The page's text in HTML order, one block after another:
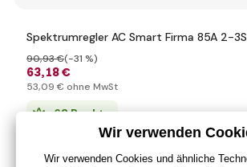
Spektrumregler AC Smart Firma 85A 2-3S
63,18 €
90,93 €(-31 %)
53,09 € ohne MwSt
+ 63 Punkte